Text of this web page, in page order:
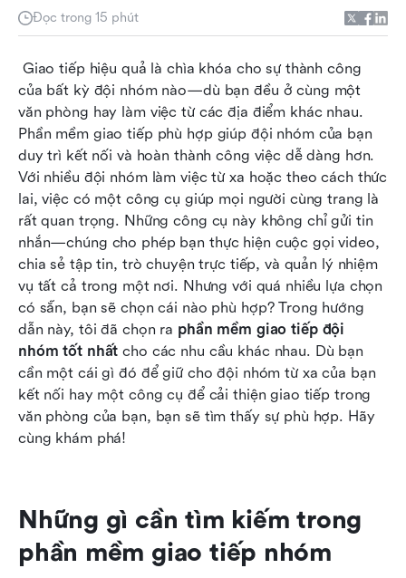
Đọc trong 15 phút
của bất kỳ đội nhóm nào—dù bạn đều ở cùng một
văn phòng hay làm việc từ các địa điểm khác nhau.
Phần mềm giao tiếp phù hợp giúp đội nhóm của bạn
duy trì kết nối và hoàn thành công việc dễ dàng hơn.
Với nhiều đội nhóm làm việc từ xa hoặc theo cách thức
lai, việc có một công cụ giúp mọi người cùng trang là
rất quan trọng. Những công cụ này không chỉ gửi tin
nhắn—chúng cho phép bạn thực hiện cuộc gọi video,
chia sẻ tập tin, trò chuyện trực tiếp, và quản lý nhiệm
vụ tất cả trong một nơi. Nhưng với quá nhiều lựa chọn
có sẵn, bạn sẽ chọn cái nào phù hợp? Trong hướng
dẫn này, tôi đã chọn ra phần mềm giao tiếp đội
nhóm tốt nhất cho các nhu cầu khác nhau. Dù bạn
cần một cái gì đó để giữ cho đội nhóm từ xa của bạn
kết nối hay một công cụ để cải thiện giao tiếp trong
văn phòng của bạn, bạn sẽ tìm thấy sự phù hợp. Hãy
cùng khám phá!
Những gì cần tìm kiếm trong
phần mềm giao tiếp nhóm
tiếp nhóm
quan
11 phần mềm giao tiếp nhóm tốt nhất vào năm
2026
Ứng dụng giao tiếp đội nhóm tốt nhất theo đánh
giá của người dùng
Những câu hỏi thường gặp
Kết luận